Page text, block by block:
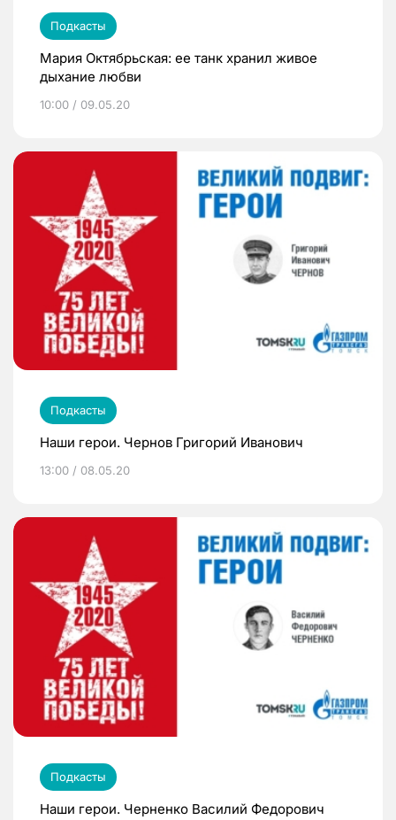
Подкасты
Мария Октябрьская: ее танк хранил живое
дыхание любви
10:00 / 09.05.20
Подкасты
Наши герои. Чернов Григорий Иванович
13:00 / 08.05.20
Подкасты
Наши герои. Черненко Василий Федорович